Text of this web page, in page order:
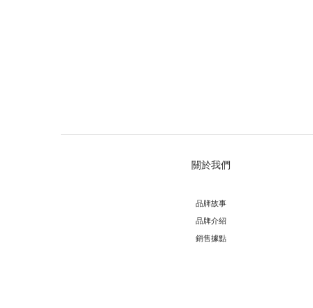
關於我們
品牌故事
品牌介紹
銷售據點